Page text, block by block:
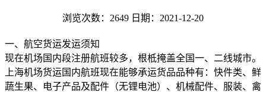
浏览次数：2649 日期：2021-12-20
一、航空货运发运须知
现在机场国内段注册航班较多，根柢掩盖全国一、二线城市。
上海机场货运国内航班现在能够承运货品品种有：快件类、鲜
蔬生果、电子产品及配件（无锂电池）、机械配件、服装、禽